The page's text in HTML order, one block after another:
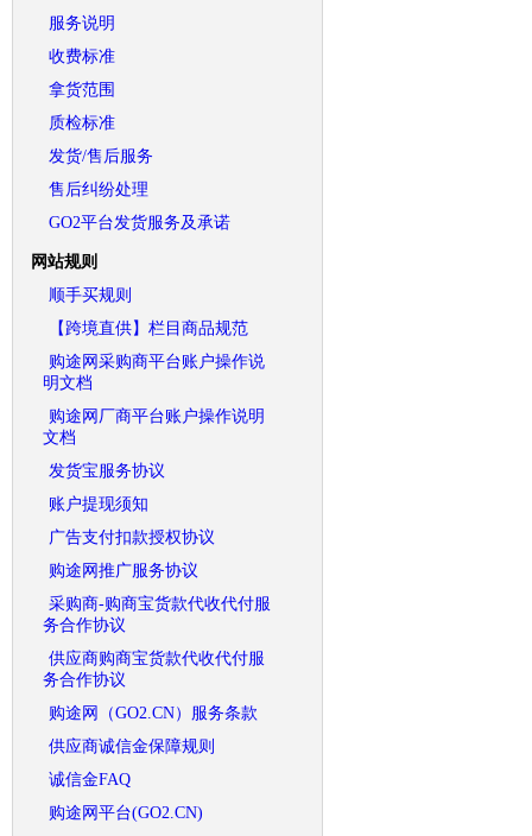
服务说明
收费标准
拿货范围
质检标准
发货/售后服务
售后纠纷处理
GO2平台发货服务及承诺
网站规则
顺手买规则
【跨境直供】栏目商品规范
购途网采购商平台账户操作说
明文档
购途网厂商平台账户操作说明
文档
发货宝服务协议
账户提现须知
广告支付扣款授权协议
购途网推广服务协议
采购商-购商宝货款代收代付服
务合作协议
供应商购商宝货款代收代付服
务合作协议
购途网（GO2.CN）服务条款
供应商诚信金保障规则
诚信金FAQ
购途网平台(GO2.CN)